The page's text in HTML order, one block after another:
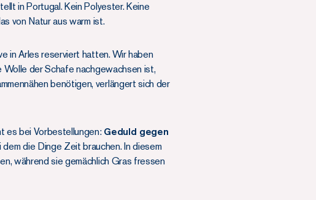
in Portugal. Kein Polyester. Keine
von Natur aus warm ist.
in Arles reserviert hatten. Wir haben
der Schafe nachgewachsen ist,
benötigen, verlängert sich der
es bei Vorbestellungen: Geduld gegen
dem die Dinge Zeit brauchen. In diesem
während sie gemächlich Gras fressen